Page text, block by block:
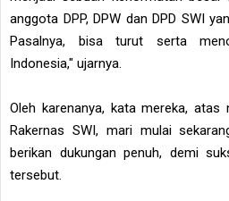
anggota DPP, DPW dan DPD SWI
Pasalnya, bisa turut serta
Indonesia," ujarnya.
Oleh karenanya, kata mereka, atas
Rakernas SWI, mari mulai
berikan dukungan penuh, demi
tersebut.